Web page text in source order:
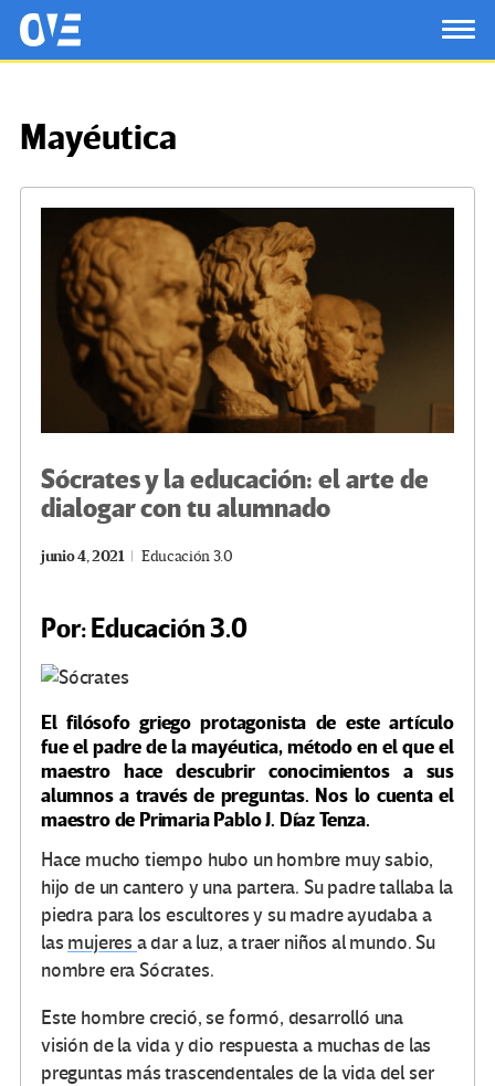
Saltar al contenido principal
OtrasVocesenEducacion.org
Mayéutica
Sócrates y la educación: el arte de
dialogar con tu alumnado
junio 4, 2021 Educación 3.0
Por: Educación 3.0
El filósofo griego protagonista de este artículo
fue el padre de la mayéutica, método en el que el
maestro hace descubrir conocimientos a sus
alumnos a través de preguntas. Nos lo cuenta el
maestro de Primaria Pablo J. Díaz Tenza.
Hace mucho tiempo hubo un hombre muy sabio,
hijo de un cantero y una partera. Su padre tallaba la
piedra para los escultores y su madre ayudaba a
las mujeres a dar a luz, a traer niños al mundo. Su
nombre era Sócrates.
Este hombre creció, se formó, desarrolló una
visión de la vida y dio respuesta a muchas de las
preguntas más trascendentales de la vida del ser